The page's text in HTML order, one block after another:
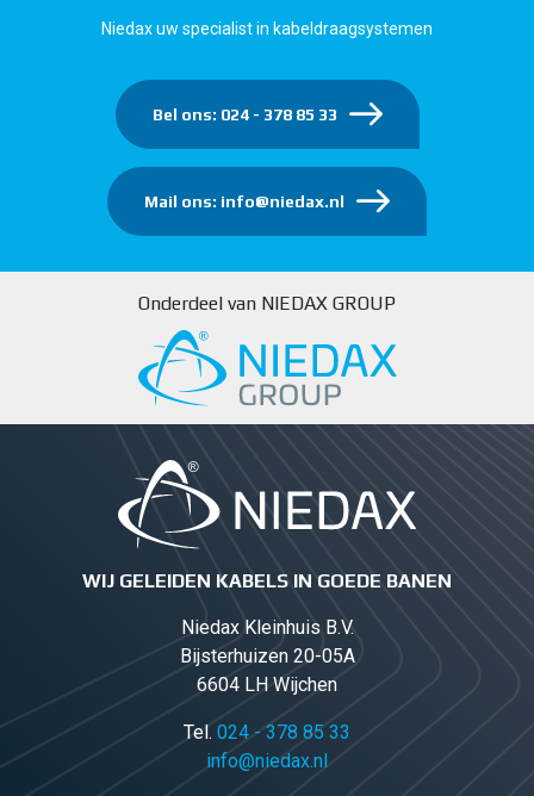
Niedax uw specialist in kabeldraagsystemen
Bel ons: 024 - 378 85 33
Mail ons: info@niedax.nl
Onderdeel van NIEDAX GROUP
WIJ GELEIDEN KABELS IN GOEDE BANEN
Niedax Kleinhuis B.V.
Bijsterhuizen 20-05A
6604 LH Wijchen
Tel. 024 - 378 85 33
info@niedax.nl